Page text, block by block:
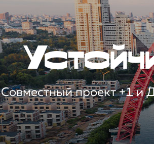
Совместный проект +1 и